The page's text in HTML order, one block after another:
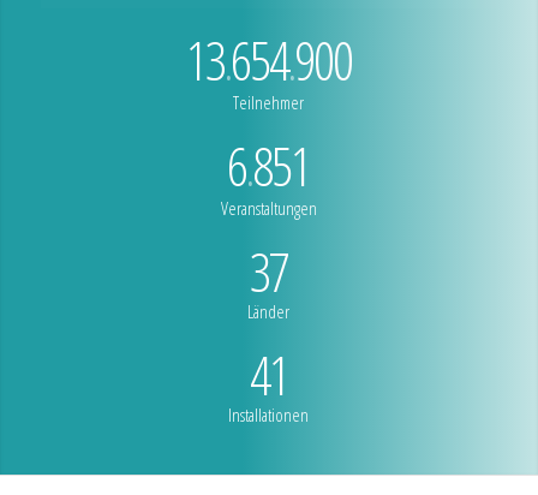
13.654.900
Teilnehmer
6.851
Veranstaltungen
37
Länder
41
Installationen